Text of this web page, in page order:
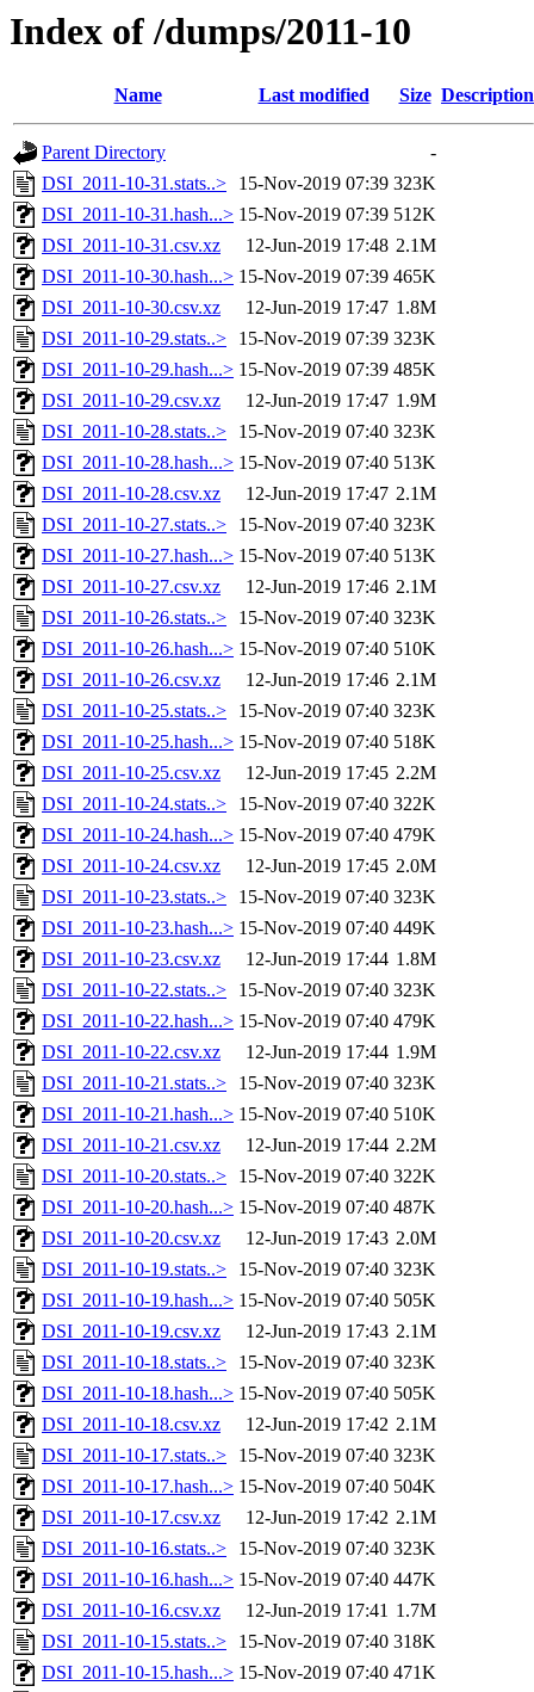
Index of /dumps/2011-10
Name Last modified Size Description
Parent Directory
-
DSI_2011-10-31.stats..>
15-Nov-2019 07:39 323K
DSI_2011-10-31.hash...> 15-Nov-2019 07:39 512K
DSI_2011-10-31.csv.xz
12-Jun-2019 17:48 2.1M
DSI_2011-10-30.hash...> 15-Nov-2019 07:39 465K
DSI_2011-10-30.csv.xz
12-Jun-2019 17:47 1.8M
DSI_2011-10-29.stats..>
15-Nov-2019 07:39 323K
DSI_2011-10-29.hash...> 15-Nov-2019 07:39 485K
DSI_2011-10-29.csv.xz
12-Jun-2019 17:47 1.9M
DSI_2011-10-28.stats..>
15-Nov-2019 07:40 323K
DSI_2011-10-28.hash...> 15-Nov-2019 07:40 513K
DSI_2011-10-28.csv.xz
12-Jun-2019 17:47 2.1M
DSI_2011-10-27.stats..>
15-Nov-2019 07:40 323K
DSI_2011-10-27.hash...> 15-Nov-2019 07:40 513K
DSI_2011-10-27.csv.xz
12-Jun-2019 17:46 2.1M
DSI_2011-10-26.stats..>
15-Nov-2019 07:40 323K
DSI_2011-10-26.hash...> 15-Nov-2019 07:40 510K
DSI_2011-10-26.csv.xz
12-Jun-2019 17:46 2.1M
DSI_2011-10-25.stats..>
15-Nov-2019 07:40 323K
DSI_2011-10-25.hash...> 15-Nov-2019 07:40 518K
DSI_2011-10-25.csv.xz
12-Jun-2019 17:45 2.2M
DSI_2011-10-24.stats..>
15-Nov-2019 07:40 322K
DSI_2011-10-24.hash...> 15-Nov-2019 07:40 479K
DSI_2011-10-24.csv.xz
12-Jun-2019 17:45 2.0M
DSI_2011-10-23.stats..>
15-Nov-2019 07:40 323K
DSI_2011-10-23.hash...> 15-Nov-2019 07:40 449K
DSI_2011-10-23.csv.xz
12-Jun-2019 17:44 1.8M
DSI_2011-10-22.stats..>
15-Nov-2019 07:40 323K
DSI_2011-10-22.hash...> 15-Nov-2019 07:40 479K
DSI_2011-10-22.csv.xz
12-Jun-2019 17:44 1.9M
DSI_2011-10-21.stats..>
15-Nov-2019 07:40 323K
DSI_2011-10-21.hash...> 15-Nov-2019 07:40 510K
DSI_2011-10-21.csv.xz
12-Jun-2019 17:44 2.2M
DSI_2011-10-20.stats..>
15-Nov-2019 07:40 322K
DSI_2011-10-20.hash...> 15-Nov-2019 07:40 487K
DSI_2011-10-20.csv.xz
12-Jun-2019 17:43 2.0M
DSI_2011-10-19.stats..>
15-Nov-2019 07:40 323K
DSI_2011-10-19.hash...> 15-Nov-2019 07:40 505K
DSI_2011-10-19.csv.xz
12-Jun-2019 17:43 2.1M
DSI_2011-10-18.stats..>
15-Nov-2019 07:40 323K
DSI_2011-10-18.hash...> 15-Nov-2019 07:40 505K
DSI_2011-10-18.csv.xz
12-Jun-2019 17:42 2.1M
DSI_2011-10-17.stats..>
15-Nov-2019 07:40 323K
DSI_2011-10-17.hash...> 15-Nov-2019 07:40 504K
DSI_2011-10-17.csv.xz
12-Jun-2019 17:42 2.1M
DSI_2011-10-16.stats..>
15-Nov-2019 07:40 323K
DSI_2011-10-16.hash...> 15-Nov-2019 07:40 447K
DSI_2011-10-16.csv.xz
12-Jun-2019 17:41 1.7M
DSI_2011-10-15.stats..>
15-Nov-2019 07:40 318K
DSI_2011-10-15.hash...> 15-Nov-2019 07:40 471K